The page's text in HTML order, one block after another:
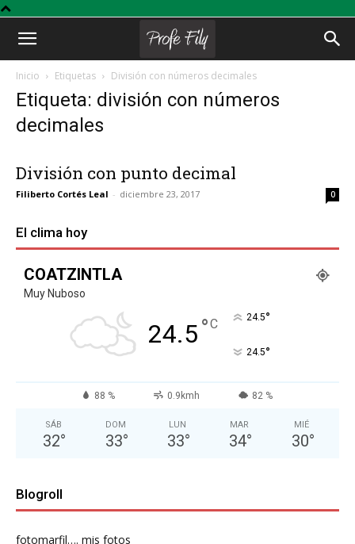
Profe
Inicio Etiquetas División con números decimales
Etiqueta: división con números
decimales
División con punto decimal
Filiberto Cortés Leal - diciembre 23, 2017 0
El clima hoy
COATZINTLA
Muy Nuboso
24.5°C 24.5°
24.5°
88 % 0.9kmh 82 %
SÁB
32°
DOM
33°
LUN
33°
MAR
34°
MIÉ
30°
Blogroll
fotomarfil…. mis fotos